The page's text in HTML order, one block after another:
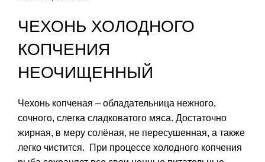
ЧЕХОНЬ ХОЛОДНОГО
КОПЧЕНИЯ
НЕОЧИЩЕННЫЙ
Чехонь копченая – обладательница нежного,
сочного, слегка сладковатого мяса. Достаточно
жирная, в меру солёная, не пересушенная, а также
легко чистится. При процессе холодного копчения